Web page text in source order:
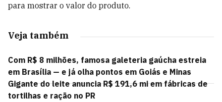
para mostrar o valor do produto.
Veja também
Com R$ 8 milhões, famosa galeteria gaúcha estreia
em Brasília — e já olha pontos em Goiás e Minas
Gigante do leite anuncia R$ 191,6 mi em fábricas de
tortilhas e ração no PR